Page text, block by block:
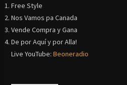
Free Style
Nos Vamos pa Canada
Vende Compra y Gana
De por Aquí y por Alla!
Live YouTube:Beoneradio